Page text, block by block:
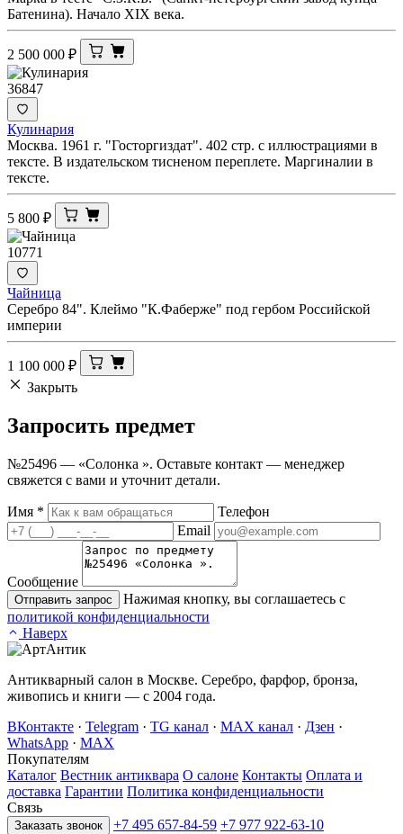
Батенина). Начало XIX века.
2 500 000 ₽
36847
Кулинария
Москва. 1961 г. "Госторгиздат". 402 стр. с иллюстрациями в
тексте. В издательском тисненом переплете. Маргиналии в
тексте.
5 800 ₽
10771
Чайница
Серебро 84". Клеймо "К.Фаберже" под гербом Российской
империи
1 100 000 ₽
Закрыть
Запросить предмет
№25496 — «Солонка ». Оставьте контакт — менеджер
свяжется с вами и уточнит детали.
Имя *
Телефон
Email
Сообщение
Отправить запрос
Нажимая кнопку, вы соглашаетесь с
политикой конфиденциальности
Наверх
Антикварный салон в Москве. Серебро, фарфор, бронза,
живопись и книги — с 2004 года.
ВКонтакте · Telegram · TG канал · MAX канал · Дзен ·
WhatsApp · MAX
Покупателям
Каталог Вестник антиквара О салоне Контакты Оплата и
доставка Гарантии Политика конфиденциальности
Связь
Заказать звонок +7 495 657-84-59 +7 977 922-63-10